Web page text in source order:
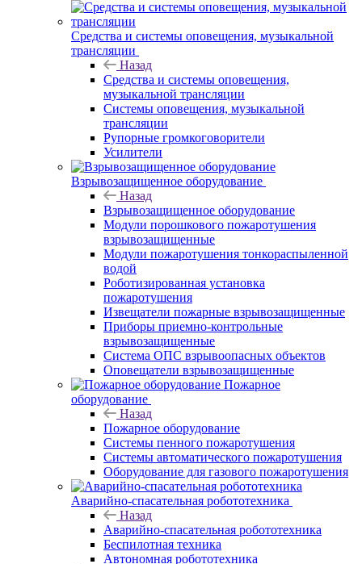
Средства и системы оповещения, музыкальной
трансляции
Назад
Средства и системы оповещения,
музыкальной трансляции
Системы оповещения, музыкальной
трансляции
Рупорные громкоговорители
Усилители
Взрывозащищенное оборудование
Назад
Взрывозащищенное оборудование
Модули порошкового пожаротушения
взрывозащищенные
Модули пожаротушения тонкораспыленной
водой
Роботизированная установка
пожаротушения
Извещатели пожарные взрывозащищенные
Приборы приемно-контрольные
взрывозащищенные
Система ОПС взрывоопасных объектов
Оповещатели взрывозащищенные
Пожарное
оборудование
Назад
Пожарное оборудование
Системы пенного пожаротушения
Системы автоматического пожаротушения
Оборудование для газового пожаротушения
Аварийно-спасательная робототехника
Назад
Аварийно-спасательная робототехника
Беспилотная техника
Автономная робототехника